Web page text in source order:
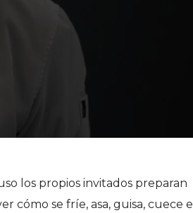
los propios invitados preparan
cómo se fríe, asa, guisa, cuece e